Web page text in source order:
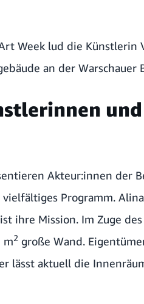
Week lud die
an der Warschauer
Akteur:innen der
Programm.
ihre Mission. Im Zuge
m2 große Wand.
lässt aktuell die